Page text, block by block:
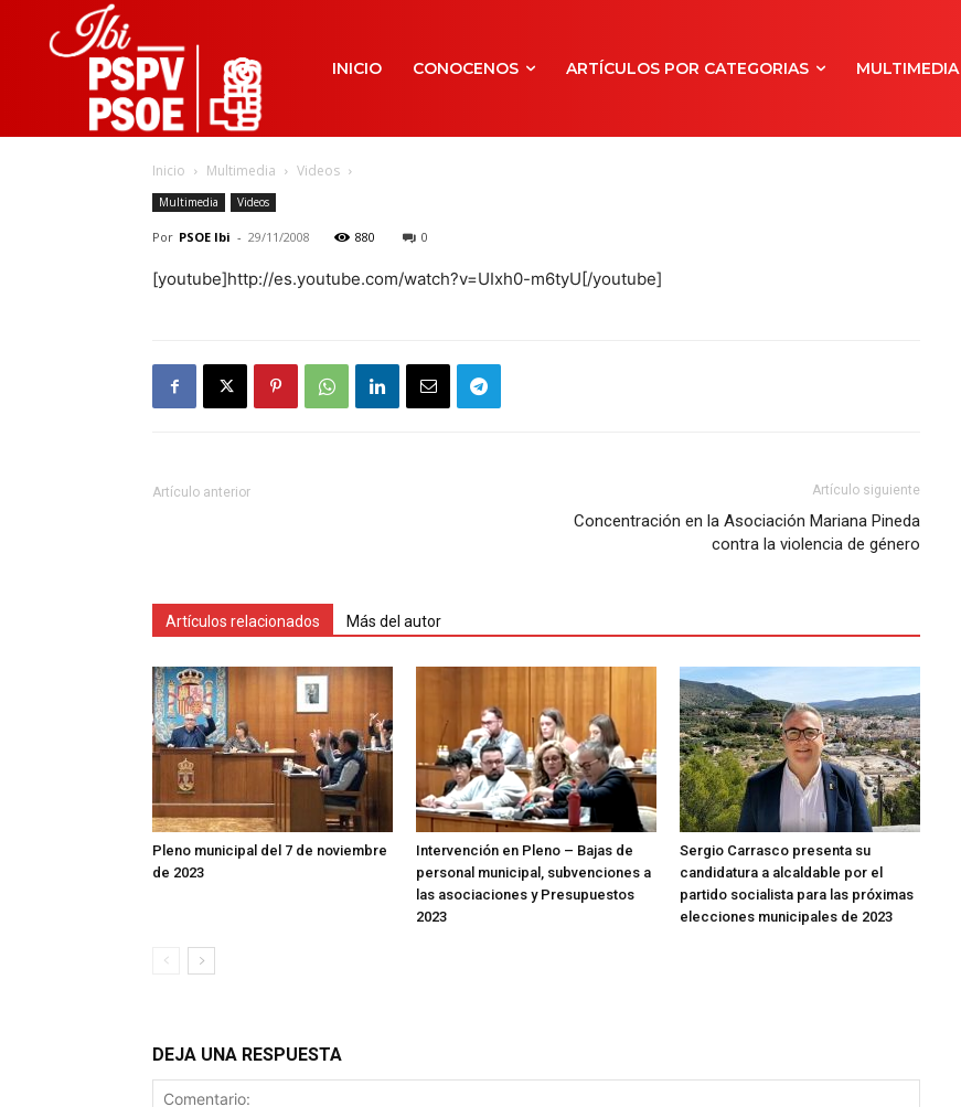
INICIO CONOCENOS ARTÍCULOS POR CATEGORIAS MULTIMEDIA
Inicio Multimedia Videos
Multimedia Videos
Por PSOE Ibi - 29/11/2008 880 0
[youtube]http://es.youtube.com/watch?v=UIxh0-m6tyU[/youtube]
Artículo anterior Artículo siguiente
Concentración en la Asociación Mariana Pineda
contra la violencia de género
Artículos relacionados Más del autor
Pleno municipal del 7 de noviembre
de 2023
Intervención en Pleno – Bajas de
personal municipal, subvenciones a
las asociaciones y Presupuestos
2023
Sergio Carrasco presenta su
candidatura a alcaldable por el
partido socialista para las próximas
elecciones municipales de 2023
DEJA UNA RESPUESTA